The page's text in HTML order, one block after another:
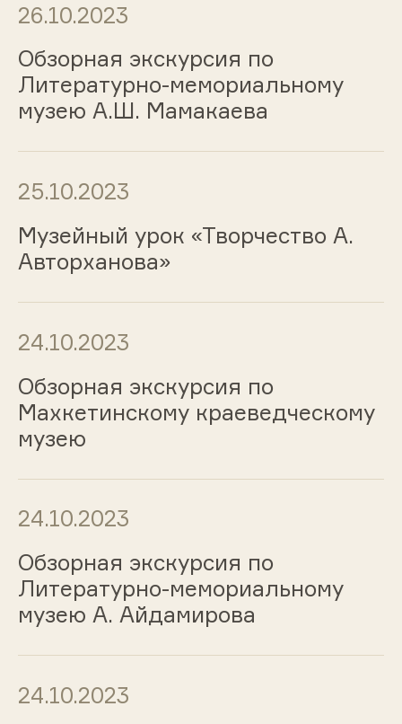
26.10.2023
Обзорная экскурсия по
Литературно-мемориальному
музею А.Ш. Мамакаева
25.10.2023
Музейный урок «Творчество А.
Авторханова»
24.10.2023
Обзорная экскурсия по
Махкетинскому краеведческому
музею
24.10.2023
Обзорная экскурсия по
Литературно-мемориальному
музею А. Айдамирова
24.10.2023